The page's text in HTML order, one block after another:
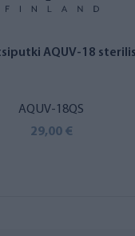
AQUV-18
AQUV-18QS
29,00 €